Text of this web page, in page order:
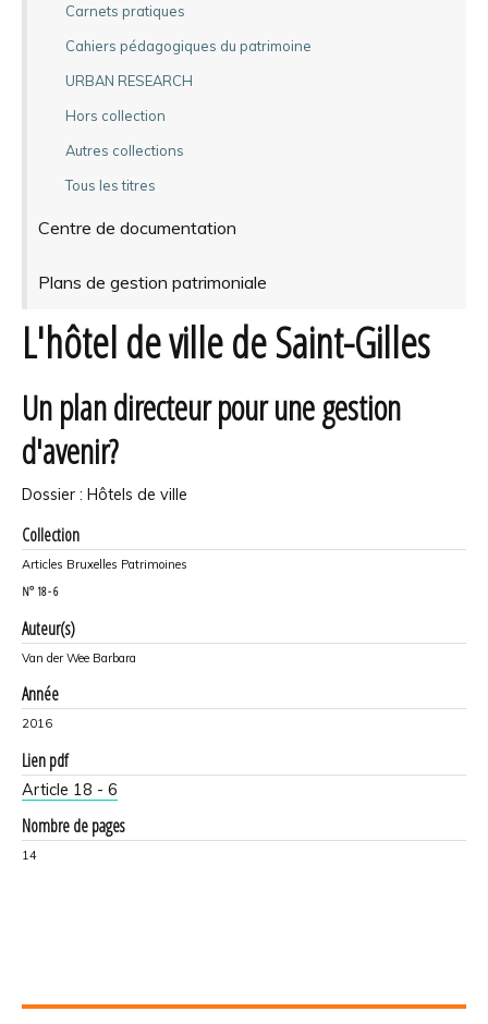
Carnets pratiques
Cahiers pédagogiques du patrimoine
URBAN RESEARCH
Hors collection
Autres collections
Tous les titres
Centre de documentation
Plans de gestion patrimoniale
L'hôtel de ville de Saint-Gilles
Un plan directeur pour une gestion
d'avenir?
Dossier : Hôtels de ville
Collection
Articles Bruxelles Patrimoines
N° 18 - 6
Auteur(s)
Van der Wee Barbara
Année
2016
Lien pdf
Article 18 - 6
Nombre de pages
14